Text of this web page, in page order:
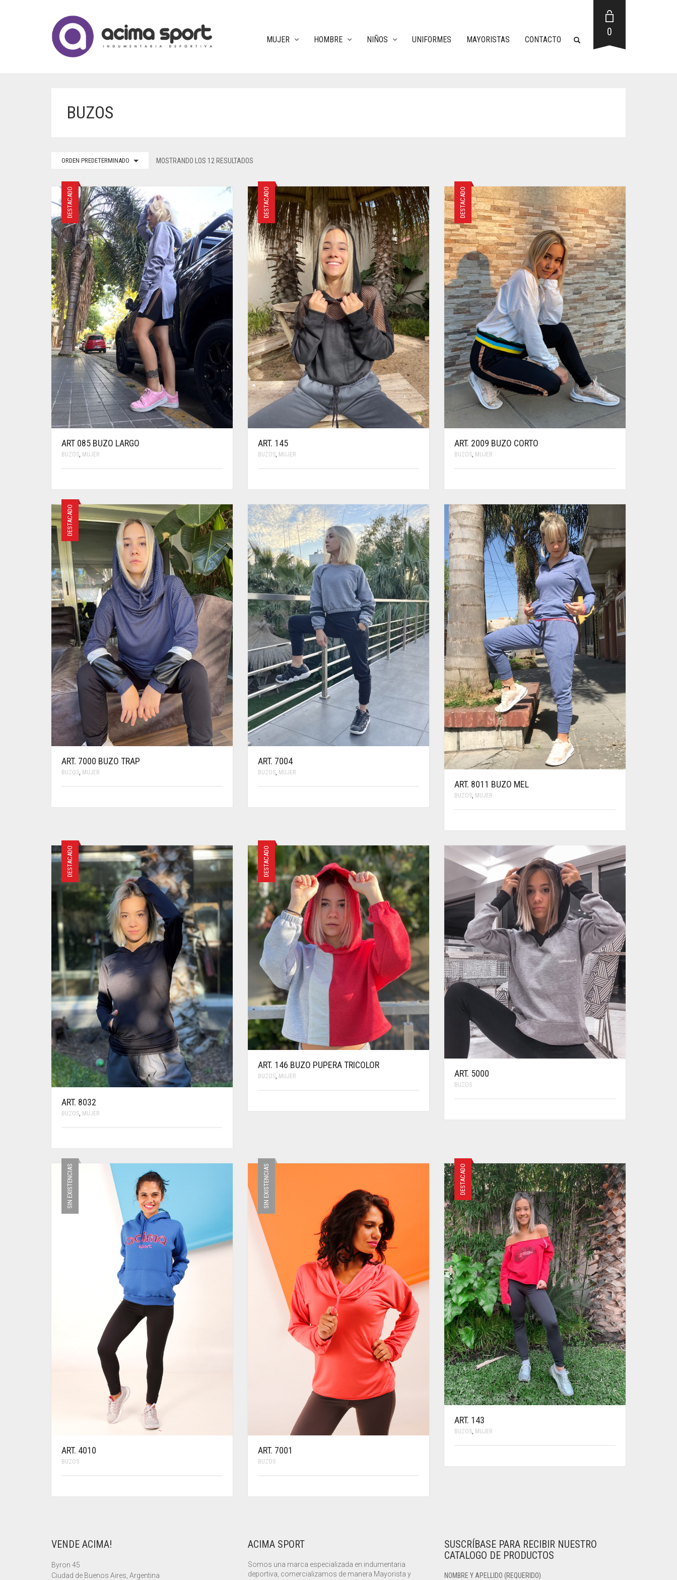
MUJER HOMBRE NIÑOS UNIFORMES MAYORISTAS CONTACTO
0
BUZOS
ORDEN PREDETERMINADO MOSTRANDO LOS 12 RESULTADOS
DESTACADO
ART 085 BUZO LARGO
BUZOS, MUJER
TIENE
MÚLTIPLES
VARIANTES.
LAS
OPCIONES
SE
PUEDEN
ELEGIR
EN
LA
PÁGINA
DE
PRODUCTO
DESTACADO
ART. 145
BUZOS, MUJER
MÚLTIPLES
VARIANTES.
LAS
OPCIONES
SE
PUEDEN
ELEGIR
EN
LA
PÁGINA
DE
PRODUCTO
DESTACADO
ART. 2009 BUZO CORTO
BUZOS, MUJER
MÚLTIPLES
VARIANTES.
LAS
OPCIONES
SE
PUEDEN
ELEGIR
EN
LA
PÁGINA
DE
PRODUCTO
DESTACADO
ART. 7000 BUZO TRAP
BUZOS, MUJER
LAS
OPCIONES
SE
PUEDEN
ELEGIR
EN
PÁGINA
PRODUCTO
ART. 7004
BUZOS, MUJER
LAS
OPCIONES
SE
PUEDEN
ELEGIR
EN
LA
PÁGINA
DE
PRODUCTO
ART. 8011 BUZO MEL
BUZOS, MUJER
MÚLTIPLES
VARIANTES.
LAS
OPCIONES
PUEDEN
ELEGIR
PÁGINA
DE
PRODUCTO
DESTACADO
ART. 8032
BUZOS, MUJER
TIENE
MÚLTIPLES
VARIANTES.
LAS
OPCIONES
SE
PUEDEN
DESTACADO
ART. 146 BUZO PUPERA TRICOLOR
BUZOS, MUJER
OPCIONES
SE
PUEDEN
ELEGIR
EN
LA
PÁGINA
DE
PRODUCTO
ART. 5000
BUZOS
LAS
OPCIONES
SE
PUEDEN
ELEGIR
EN
LA
PÁGINA
DE
PRODUCTO
SIN EXISTENCIAS
ART. 4010
BUZOS
OPCIONES
PUEDEN
ELEGIR
SIN EXISTENCIAS
ART. 7001
BUZOS
DESTACADO
ART. 143
BUZOS, MUJER
ELEGIR
EN
LA
DE
VENDE ACIMA!
Byron 45
Ciudad de Buenos Aires, Argentina
ACIMA SPORT
Somos una marca especializada en indumentaria
deportiva, comercializamos de manera Mayorista y
SUSCRÍBASE PARA RECIBIR NUESTRO
CATALOGO DE PRODUCTOS
NOMBRE Y APELLIDO (REQUERIDO)